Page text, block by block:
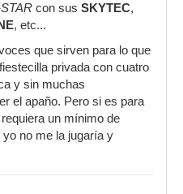
con sus SKYTEC,
, etc...
que sirven para lo que
privada con cuatro
y sin muchas
el apaño. Pero si es para
un mínimo de
yo no me la jugaría y